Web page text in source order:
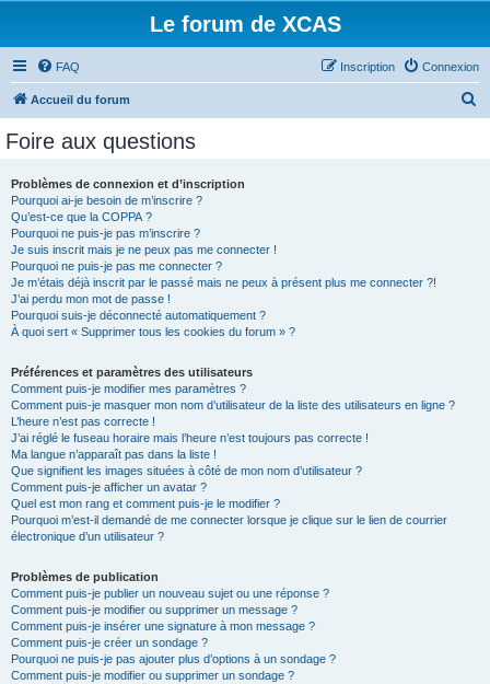
Le forum de XCAS
FAQ Connexion
Inscription
Accueil du forum
Foire aux questions
Problèmes de connexion et d’inscription
Pourquoi ai-je besoin de m’inscrire ?
Qu’est-ce que la COPPA ?
Pourquoi ne puis-je pas m’inscrire ?
Je suis inscrit mais je ne peux pas me connecter !
Pourquoi ne puis-je pas me connecter ?
Je m’étais déjà inscrit par le passé mais ne peux à présent plus me connecter ?!
J’ai perdu mon mot de passe !
Pourquoi suis-je déconnecté automatiquement ?
À quoi sert « Supprimer tous les cookies du forum » ?
Préférences et paramètres des utilisateurs
Comment puis-je modifier mes paramètres ?
Comment puis-je masquer mon nom d’utilisateur de la liste des utilisateurs en ligne ?
L’heure n’est pas correcte !
J’ai réglé le fuseau horaire mais l’heure n’est toujours pas correcte !
Ma langue n’apparaît pas dans la liste !
Que signifient les images situées à côté de mon nom d’utilisateur ?
Comment puis-je afficher un avatar ?
Quel est mon rang et comment puis-je le modifier ?
Pourquoi m’est-il demandé de me connecter lorsque je clique sur le lien de courrier
électronique d’un utilisateur ?
Problèmes de publication
Comment puis-je publier un nouveau sujet ou une réponse ?
Comment puis-je modifier ou supprimer un message ?
Comment puis-je insérer une signature à mon message ?
Comment puis-je créer un sondage ?
Pourquoi ne puis-je pas ajouter plus d’options à un sondage ?
Comment puis-je modifier ou supprimer un sondage ?